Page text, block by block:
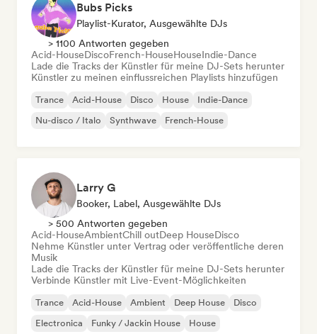
Bubs Picks
Playlist-Kurator, Ausgewählte DJs
> 1100 Antworten gegeben
Acid-HouseDiscoFrench-HouseHouseIndie-Dance
Lade die Tracks der Künstler für meine DJ-Sets herunter
Künstler zu meinen einflussreichen Playlists hinzufügen
Trance Acid-House Disco House
Indie-Dance
Nu-disco / Italo
Synthwave French-House
Larry G
Booker, Label, Ausgewählte DJs
> 500 Antworten gegeben
Acid-HouseAmbientChill outDeep HouseDisco
Nehme Künstler unter Vertrag oder veröffentliche deren
Musik
Lade die Tracks der Künstler für meine DJ-Sets herunter
Verbinde Künstler mit Live-Event-Möglichkeiten
Trance Acid-House Ambient Deep House
Disco
Electronica
Funky / Jackin House House